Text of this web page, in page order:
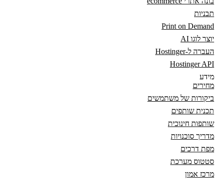
תבניות
Print on Demand
יוצר לוגו AI
העברה ל-Hostinger
Hostinger API
מידע
מחירים
ביקורות של משתמשים
תכנית שותפים
שותפות חינוכית
מדריך סוכנויות
מפת דרכים
סטטוס מערכת
מרכז אמון